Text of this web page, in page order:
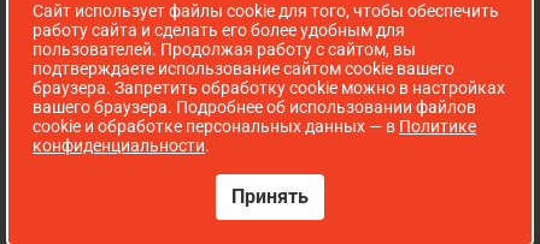
Суббота, Воскресенье: с 8:00 до 16:00
г. Йошкар-Ола, ул. Луначарского, д. 52 А
Тел.: (8362) 41-07-31
Часы работы:
Понедельник – Пятница: с 8:00 до 18:00
Сопровождение сайта WebStroy
Сайт использует файлы cookie для того, чтобы обеспечить
работу сайта и сделать его более удобным для
пользователей. Продолжая работу с сайтом, вы
подтверждаете использование сайтом cookie вашего
браузера. Запретить обработку cookie можно в настройках
вашего браузера. Подробнее об использовании файлов
cookie и обработке персональных данных — в Политике
конфиденциальности.
Принять